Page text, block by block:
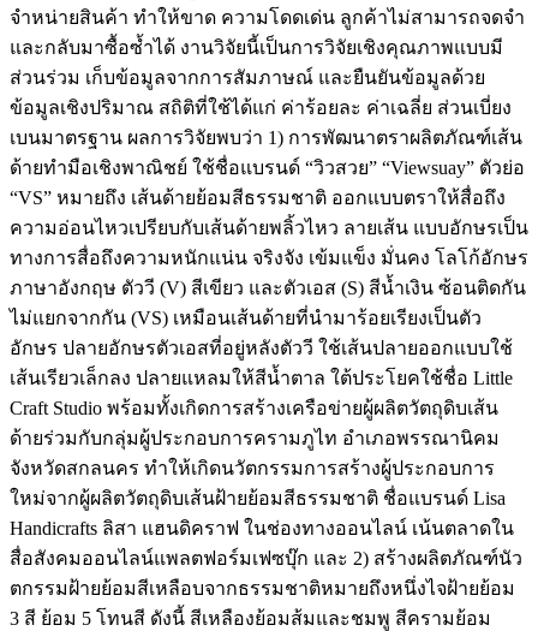
จำหน่ายสินค้า ทำให้ขาด ความโดดเด่น ลูกค้าไม่สามารถจดจำ
และกลับมาซื้อซ้ำได้ งานวิจัยนี้เป็นการวิจัยเชิงคุณภาพแบบมี
ส่วนร่วม เก็บข้อมูลจากการสัมภาษณ์ และยืนยันข้อมูลด้วย
ข้อมูลเชิงปริมาณ สถิติที่ใช้ได้แก่ ค่าร้อยละ ค่าเฉลี่ย ส่วนเบี่ยง
เบนมาตรฐาน ผลการวิจัยพบว่า 1) การพัฒนาตราผลิตภัณฑ์เส้น
ด้ายทำมือเชิงพาณิชย์ ใช้ชื่อแบรนด์ “วิวสวย” “Viewsuay” ตัวย่อ
“VS” หมายถึง เส้นด้ายย้อมสีธรรมชาติ ออกแบบตราให้สื่อถึง
ความอ่อนไหวเปรียบกับเส้นด้ายพลิ้วไหว ลายเส้น แบบอักษรเป็น
ทางการสื่อถึงความหนักแน่น จริงจัง เข้มแข็ง มั่นคง โลโก้อักษร
ภาษาอังกฤษ ตัววี (V) สีเขียว และตัวเอส (S) สีน้ำเงิน ซ้อนติดกัน
ไม่แยกจากกัน (VS) เหมือนเส้นด้ายที่นำมาร้อยเรียงเป็นตัว
อักษร ปลายอักษรตัวเอสที่อยู่หลังตัววี ใช้เส้นปลายออกแบบใช้
เส้นเรียวเล็กลง ปลายแหลมให้สีน้ำตาล ใต้ประโยคใช้ชื่อ Little
Craft Studio พร้อมทั้งเกิดการสร้างเครือข่ายผู้ผลิตวัตถุดิบเส้น
ด้ายร่วมกับกลุ่มผู้ประกอบการครามภูไท อำเภอพรรณานิคม
จังหวัดสกลนคร ทำให้เกิดนวัตกรรมการสร้างผู้ประกอบการ
ใหม่จากผู้ผลิตวัตถุดิบเส้นฝ้ายย้อมสีธรรมชาติ ชื่อแบรนด์ Lisa
Handicrafts ลิสา แฮนดิคราฟ ในช่องทางออนไลน์ เน้นตลาดใน
สื่อสังคมออนไลน์แพลตฟอร์มเฟซบุ๊ก และ 2) สร้างผลิตภัณฑ์นัว
ตกรรมฝ้ายย้อมสีเหลือบจากธรรมชาติหมายถึงหนึ่งไจฝ้ายย้อม
3 สี ย้อม 5 โทนสี ดังนี้ สีเหลืองย้อมส้มและชมพู สีครามย้อม